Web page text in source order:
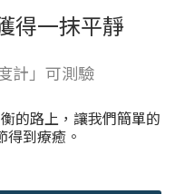
得一抹平靜
計」可測驗
的路上，讓我們簡單的
到療癒。